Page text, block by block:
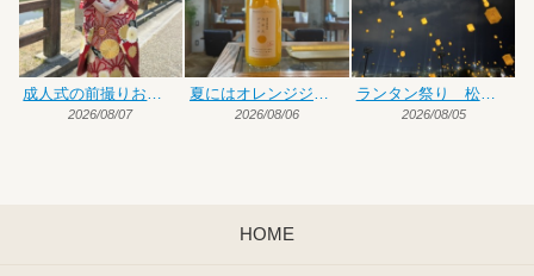
2026/08/07 2026/08/06
ランタン祭り 松前編
2026/08/05
HOME